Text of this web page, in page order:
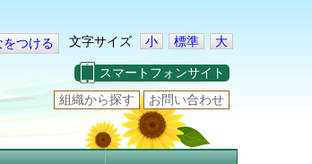
文字サイズ 小 標準 大
つける
スマートフォンサイト
組織から探す
お問い合わせ